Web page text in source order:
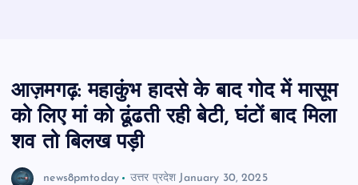
आज़मगढ़: महाकुंभ हादसे के बाद गोद में मासूम
को लिए मां को ढूंढती रही बेटी, घंटों बाद मिला
शव तो बिलख पड़ी
news8pmtoday उत्तर प्रदेश January 30, 2025